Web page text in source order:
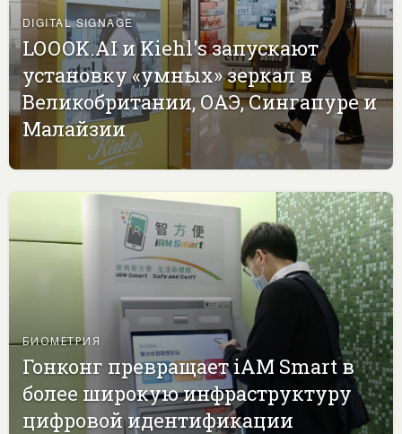
DIGITAL SIGNAGE
LOOOK.AI и Kiehl's запускают
установку «умных» зеркал в
Великобритании, ОАЭ, Сингапуре и
Малайзии
БИОМЕТРИЯ
Гонконг превращает iAM Smart в
более широкую инфраструктуру
цифровой идентификации